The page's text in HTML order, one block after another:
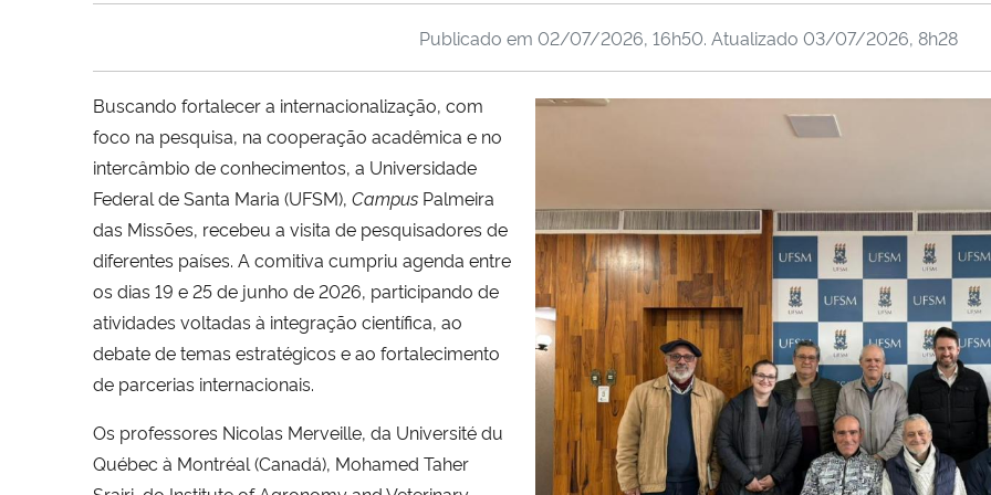
Publicado em 02/07/2026, 16h50. Atualizado 03/07/2026, 8h28
Buscando fortalecer a internacionalização, com
foco na pesquisa, na cooperação acadêmica e no
intercâmbio de conhecimentos, a Universidade
Federal de Santa Maria (UFSM), Campus Palmeira
das Missões, recebeu a visita de pesquisadores de
diferentes países. A comitiva cumpriu agenda entre
os dias 19 e 25 de junho de 2026, participando de
atividades voltadas à integração científica, ao
debate de temas estratégicos e ao fortalecimento
de parcerias internacionais.
Os professores Nicolas Merveille, da Université du
Québec à Montréal (Canadá), Mohamed Taher